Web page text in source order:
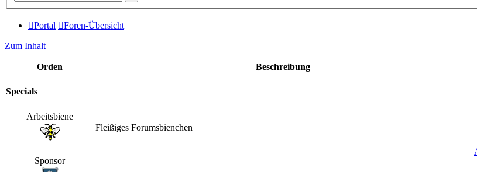
Portal Foren-Übersicht
Zum Inhalt
Orden Beschreibung
Specials
Arbeitsbiene
Fleißiges Forumsbienchen
Sponsor